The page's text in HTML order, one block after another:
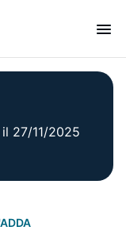
27/11/2025